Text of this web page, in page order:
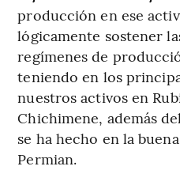
producción en ese
lógicamente sostener
regímenes de
teniendo en los
nuestros activos en
Chichimene, además
se ha hecho en la
Permian.